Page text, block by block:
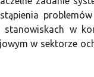
w
w sektorze